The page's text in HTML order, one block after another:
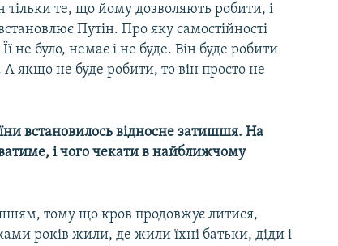
тільки те, що йому дозволяють робити, і
Путін. Про яку самостійності
не було, немає і не буде. Він буде робити
якщо не буде робити, то він просто не
встановилось відносне затишшя. На
і чого чекати в найближчому
тому що кров продовжує литися,
років жили, де жили їхні батьки, діди і